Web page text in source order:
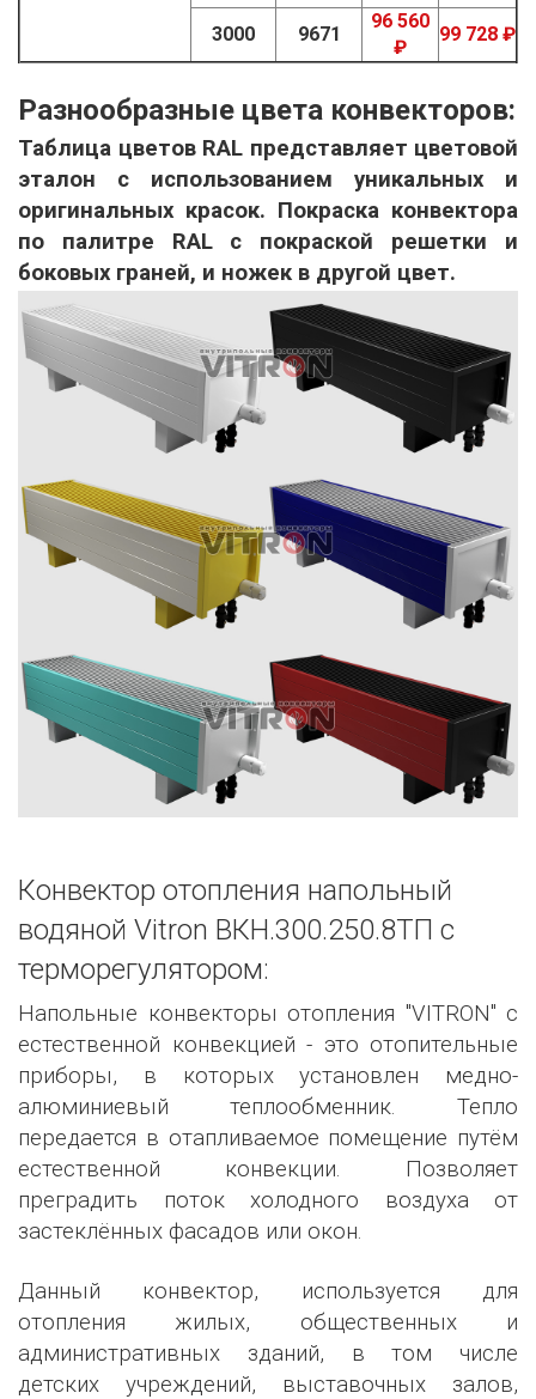
3000
9671
96 560
₽
99 728 ₽
Разнообразные цвета конвекторов:
Таблица цветов RAL представляет цветовой
эталон с использованием уникальных и
оригинальных красок. Покраска конвектора
по палитре RAL с покраской решетки и
боковых граней, и ножек в другой цвет.
Конвектор отопления напольный
водяной Vitron ВКН.300.250.8ТП с
терморегулятором:
Напольные конвекторы отопления "VITRON" с
естественной конвекцией - это отопительные
приборы, в которых установлен медно-
алюминиевый теплообменник. Тепло
передается в отапливаемое помещение путём
естественной конвекции. Позволяет
преградить поток холодного воздуха от
застеклённых фасадов или окон.
Данный конвектор, используется для
отопления жилых, общественных и
административных зданий, в том числе
детских учреждений, выставочных залов,